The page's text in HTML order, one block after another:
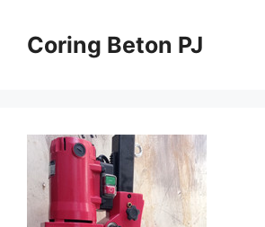
contentCoring Beton PJ